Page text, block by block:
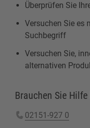
Überprüfen Sie
Versuchen Sie es
Suchbegriff
Versuchen Sie,
alternativen
Brauchen Sie
02151-927 0